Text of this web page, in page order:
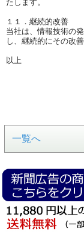
たします。
１１．継続的改善
当社は、情報技術の
し、継続的にその改善
以上
一覧へ